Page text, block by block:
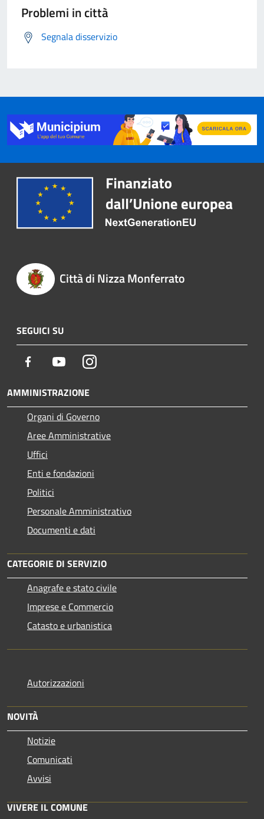
Problemi in città
Segnala disservizio
Città di Nizza Monferrato
SEGUICI SU
Facebook YoutubeInstagram
AMMINISTRAZIONE
Organi di Governo
Aree Amministrative
Uffici
Enti e fondazioni
Politici
Personale Amministrativo
Documenti e dati
CATEGORIE DI SERVIZIO
Anagrafe e stato civile
Imprese e Commercio
Catasto e urbanistica
Autorizzazioni
NOVITÀ
Notizie
Comunicati
Avvisi
VIVERE IL COMUNE